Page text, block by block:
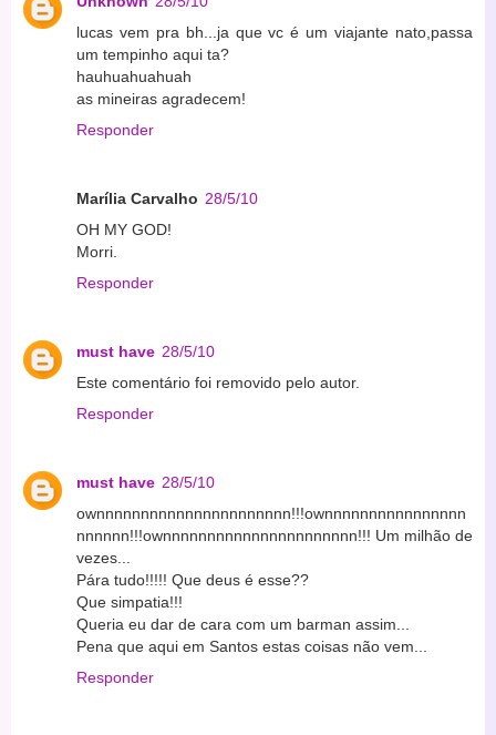
lucas vem pra bh...ja que vc é um viajante nato,passa
um tempinho aqui ta?
hauhuahuahuah
as mineiras agradecem!
Responder
Marília Carvalho 28/5/10
OH MY GOD!
Morri.
Responder
must have 28/5/10
Este comentário foi removido pelo autor.
Responder
must have 28/5/10
ownnnnnnnnnnnnnnnnnnnnnn!!!ownnnnnnnnnnnnnnnn
nnnnnn!!!ownnnnnnnnnnnnnnnnnnnnnn!!! Um milhão de
vezes...
Pára tudo!!!!! Que deus é esse??
Que simpatia!!!
Queria eu dar de cara com um barman assim...
Pena que aqui em Santos estas coisas não vem...
Responder